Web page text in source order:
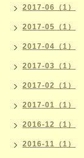
2017-06（1）
2017-05（1）
2017-04（1）
2017-03（1）
2017-02（1）
2017-01（1）
2016-12（1）
2016-11（1）